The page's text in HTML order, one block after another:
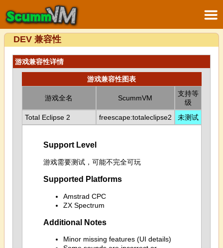
DEV 兼容性
游戏兼容性详情
游戏兼容性图表
游戏全名 ScummVM
支持等
级
Total Eclipse 2
freescape:totaleclipse2 未测试
Support Level
游戏需要测试，可能不完全可玩
Supported Platforms
Amstrad CPC
ZX Spectrum
Additional Notes
Minor missing features (UI details)